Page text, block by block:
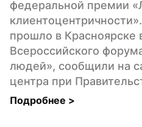
федеральной премии
прошло в Красноярске
Всероссийского
людей», сообщили на
центра при
Подробнее >